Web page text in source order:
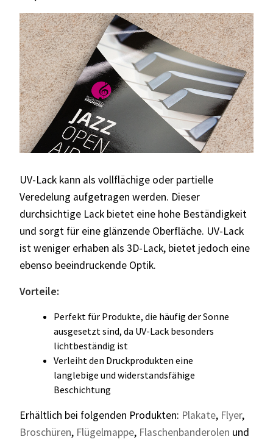
UV-Lack kann als vollflächige oder partielle
Veredelung aufgetragen werden. Dieser
durchsichtige Lack bietet eine hohe Beständigkeit
und sorgt für eine glänzende Oberfläche. UV-Lack
ist weniger erhaben als 3D-Lack, bietet jedoch eine
ebenso beeindruckende Optik.
Vorteile:
Perfekt für Produkte, die häufig der Sonne
ausgesetzt sind, da UV-Lack besonders
lichtbeständig ist
Verleiht den Druckprodukten eine
langlebige und widerstandsfähige
Beschichtung
Erhältlich bei folgenden Produkten: Plakate, Flyer,
Broschüren, Flügelmappe, Flaschenbanderolen und